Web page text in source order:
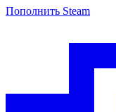
Пополнить Steam